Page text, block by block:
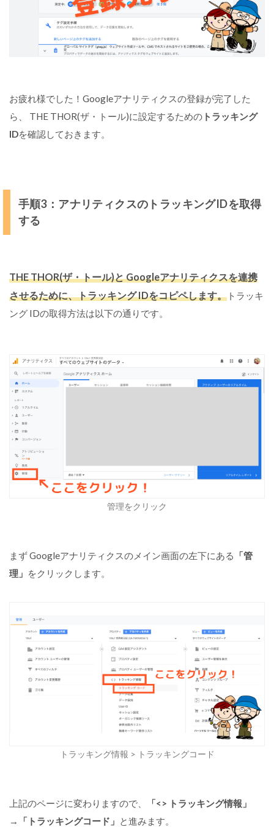
お疲れ様でした！Googleアナリティクスの登録が完了した
ら、 THE THOR(ザ・トール)に設定するための トラッキング
IDを確認しておきます。
手順3：アナリティクスのトラッキングIDを取得
する
THE THOR(ザ・トール)と Googleアナリティクスを連携
させるために、トラッキング IDをコピペします。 トラッキ
ング IDの取得方法は以下の通りです。
管理をクリック
まず Googleアナリティクスのメイン画面の左下にある
「管
理」 をクリックします。
トラッキング情報 > トラッキングコード
上記のページに変わりますので、
「<> トラッキング情報」
→「トラッキングコード」
と進みます。